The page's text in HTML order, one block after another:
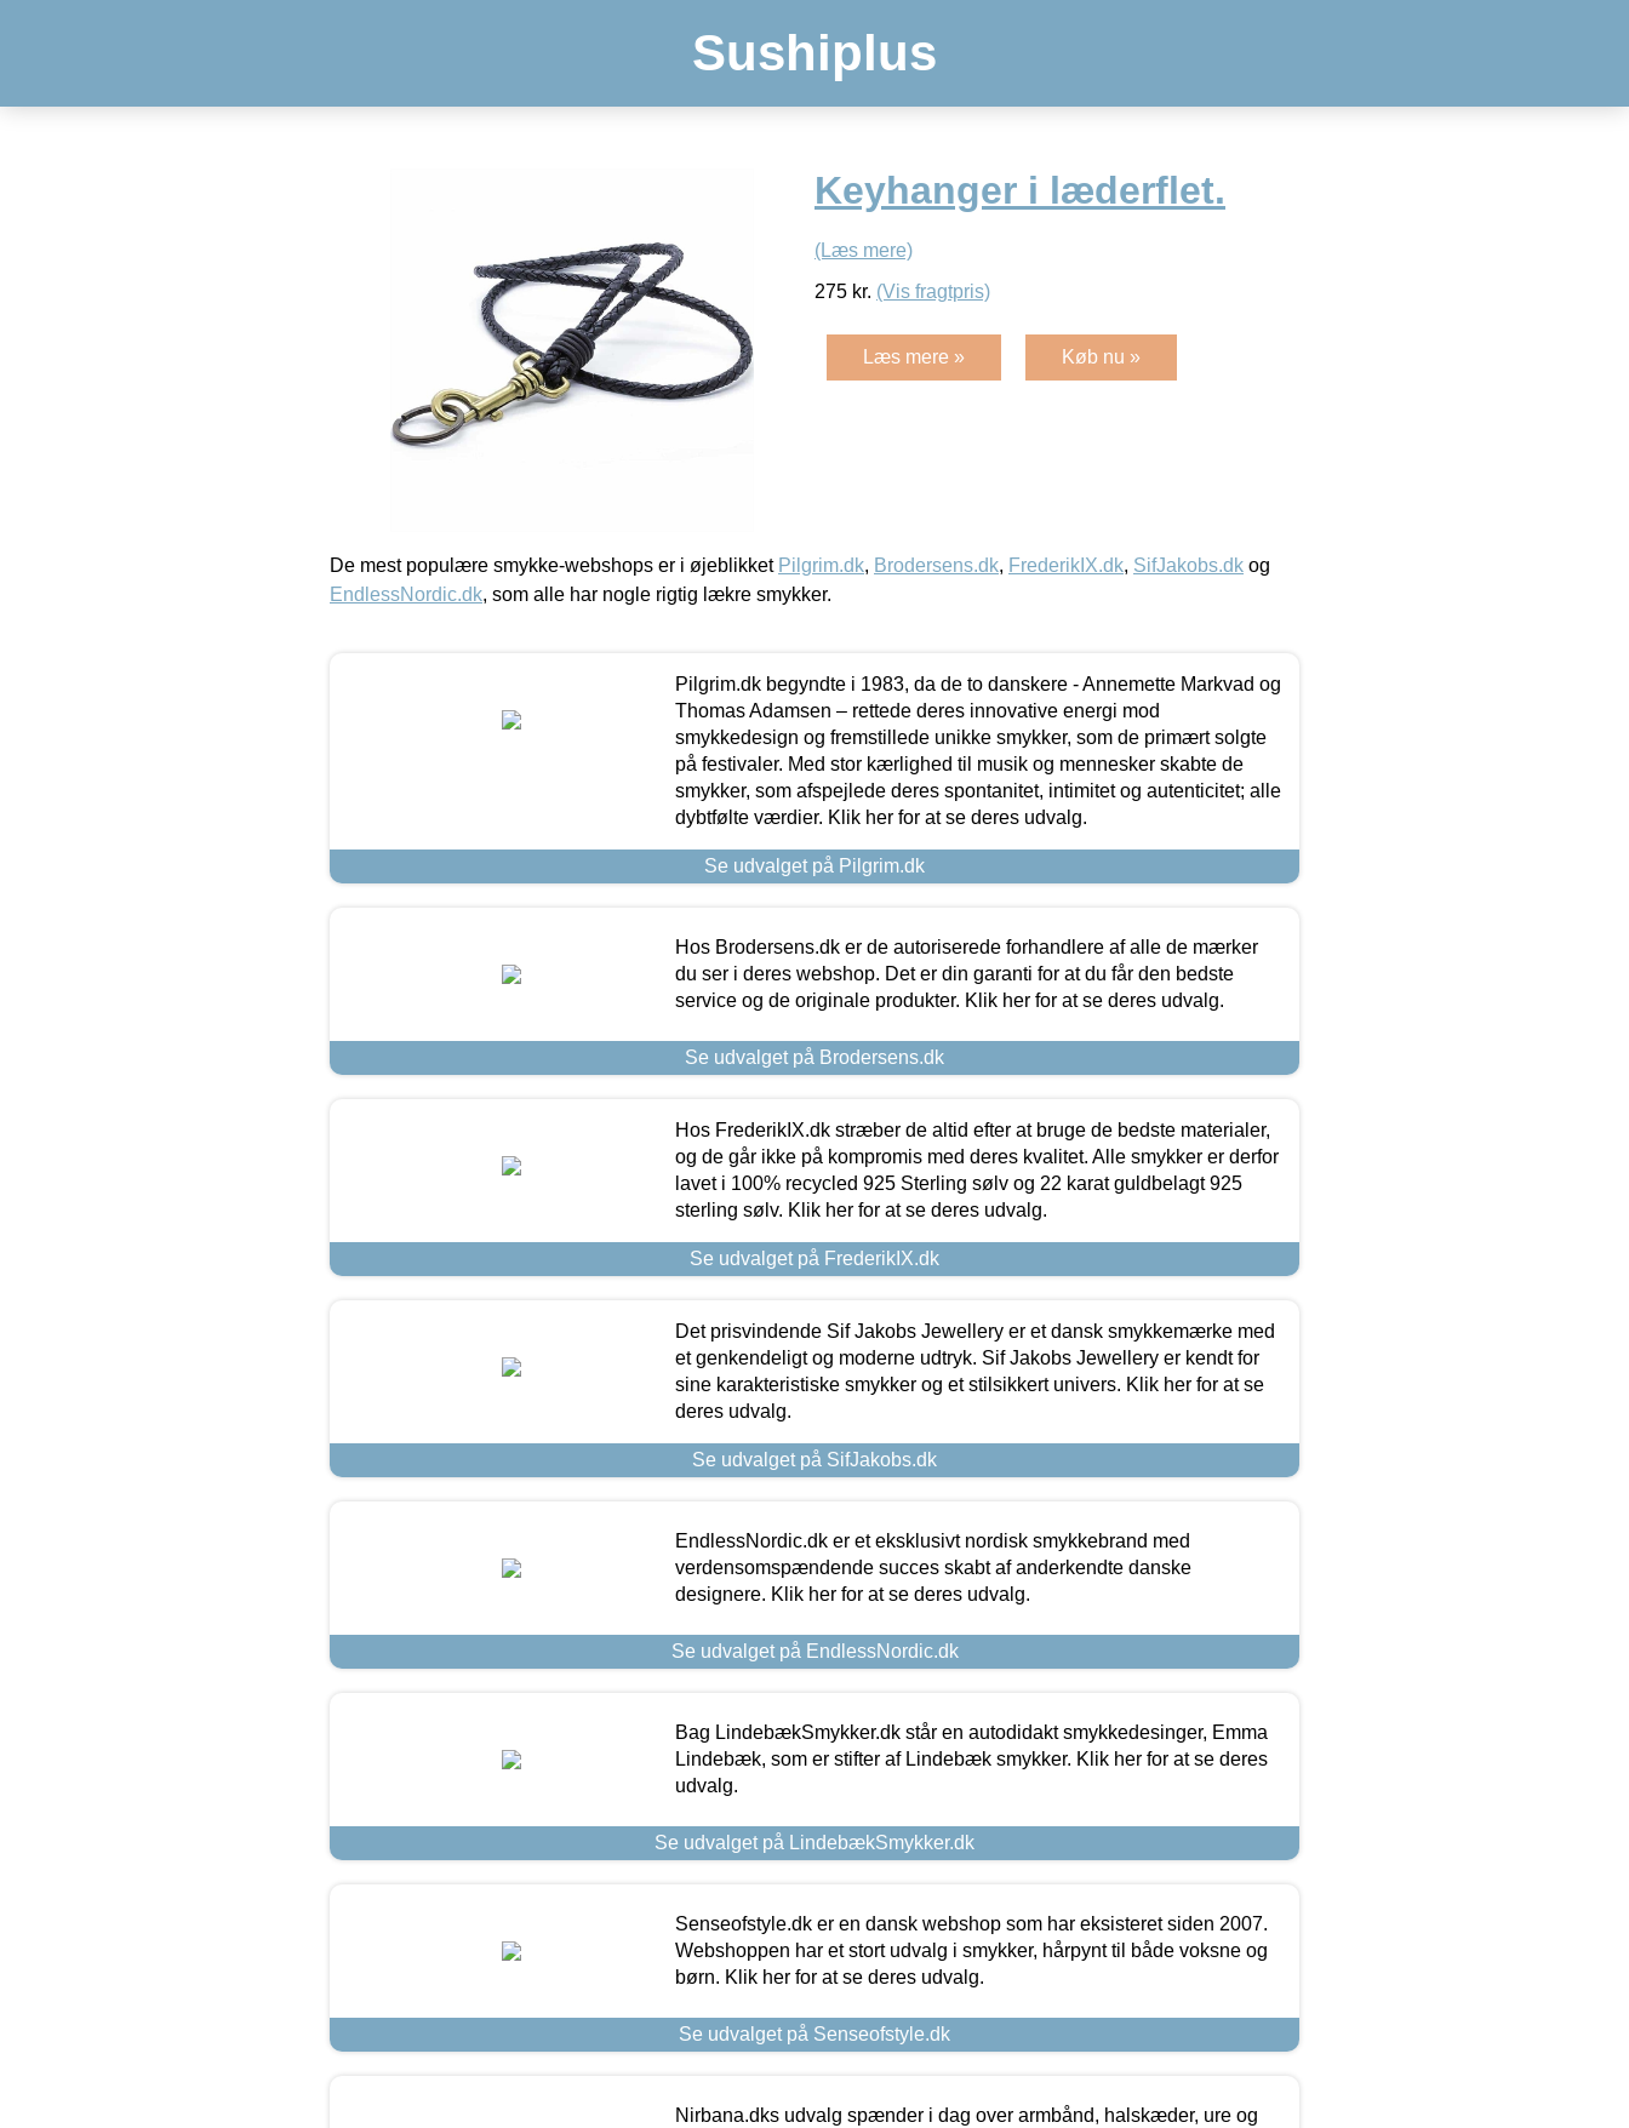
Sushiplus
Keyhanger i læderflet.
(Læs mere)
275 kr. (Vis fragtpris)
Læs mere » Køb nu »
De mest populære smykke-webshops er i øjeblikket Pilgrim.dk, Brodersens.dk, FrederikIX.dk, SifJakobs.dk og
EndlessNordic.dk, som alle har nogle rigtig lækre smykker.
Pilgrim.dk begyndte i 1983, da de to danskere - Annemette Markvad og
Thomas Adamsen – rettede deres innovative energi mod
smykkedesign og fremstillede unikke smykker, som de primært solgte
på festivaler. Med stor kærlighed til musik og mennesker skabte de
smykker, som afspejlede deres spontanitet, intimitet og autenticitet; alle
dybtfølte værdier. Klik her for at se deres udvalg.
Se udvalget på Pilgrim.dk
Hos Brodersens.dk er de autoriserede forhandlere af alle de mærker
du ser i deres webshop. Det er din garanti for at du får den bedste
service og de originale produkter. Klik her for at se deres udvalg.
Se udvalget på Brodersens.dk
Hos FrederikIX.dk stræber de altid efter at bruge de bedste materialer,
og de går ikke på kompromis med deres kvalitet. Alle smykker er derfor
lavet i 100% recycled 925 Sterling sølv og 22 karat guldbelagt 925
sterling sølv. Klik her for at se deres udvalg.
Se udvalget på FrederikIX.dk
Det prisvindende Sif Jakobs Jewellery er et dansk smykkemærke med
et genkendeligt og moderne udtryk. Sif Jakobs Jewellery er kendt for
sine karakteristiske smykker og et stilsikkert univers. Klik her for at se
deres udvalg.
Se udvalget på SifJakobs.dk
EndlessNordic.dk er et eksklusivt nordisk smykkebrand med
verdensomspændende succes skabt af anderkendte danske
designere. Klik her for at se deres udvalg.
Se udvalget på EndlessNordic.dk
Bag LindebækSmykker.dk står en autodidakt smykkedesinger, Emma
Lindebæk, som er stifter af Lindebæk smykker. Klik her for at se deres
udvalg.
Se udvalget på LindebækSmykker.dk
Senseofstyle.dk er en dansk webshop som har eksisteret siden 2007.
Webshoppen har et stort udvalg i smykker, hårpynt til både voksne og
børn. Klik her for at se deres udvalg.
Se udvalget på Senseofstyle.dk
Nirbana.dks udvalg spænder i dag over armbånd, halskæder, ure og